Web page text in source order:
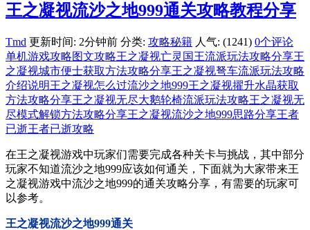
王之凝视流沙之地999通关攻略教程分享
Tmd 更新时间: 2分钟前 分类: 攻略秘籍 人气: (1241) 0个评论
单机游戏攻略图文攻略王之凝视亡灵国王流派玩法攻略分享王
之凝视城市便士获取方法攻略分享王之凝视弩车流派玩法攻略
介绍说明王之凝视怎么过流沙之地999王之凝视擢升水晶获取
方法攻略分享王之凝视无尽大鹅轮椅流派玩法攻略王之凝视无
尽模式解锁方法攻略分享王之凝视流沙之地999思路分享王者
已逝王者已逝攻略
在王之凝视游戏中玩家们需要完成各种关卡与挑战，其中部分
玩家不知道流沙之地999应该如何通关，下面就为大家带来王
之凝视游戏中流沙之地999的通关攻略分享，有需要的玩家可
以参考。
王之凝视流沙之地999通关